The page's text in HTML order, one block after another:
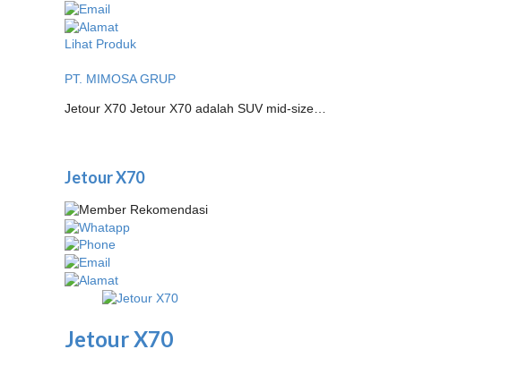
Lihat Produk
PT. MIMOSA GRUP
Jetour X70 Jetour X70 adalah SUV mid-size…
Jetour X70
Jetour X70